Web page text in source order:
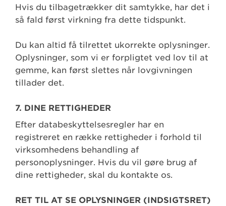
Hvis du tilbagetrækker dit samtykke, har det i
så fald først virkning fra dette tidspunkt.
Du kan altid få tilrettet ukorrekte oplysninger.
Oplysninger, som vi er forpligtet ved lov til at
gemme, kan først slettes når lovgivningen
tillader det.
7. DINE RETTIGHEDER
Efter databeskyttelsesregler har en
registreret en række rettigheder i forhold til
virksomhedens behandling af
personoplysninger. Hvis du vil gøre brug af
dine rettigheder, skal du kontakte os.
RET TIL AT SE OPLYSNINGER (INDSIGTSRET)